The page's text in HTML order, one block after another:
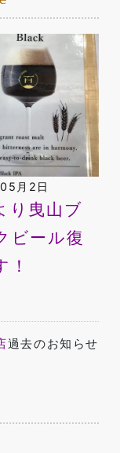
月2日
り曳山ブ
ビール復
！
過去のお知らせ